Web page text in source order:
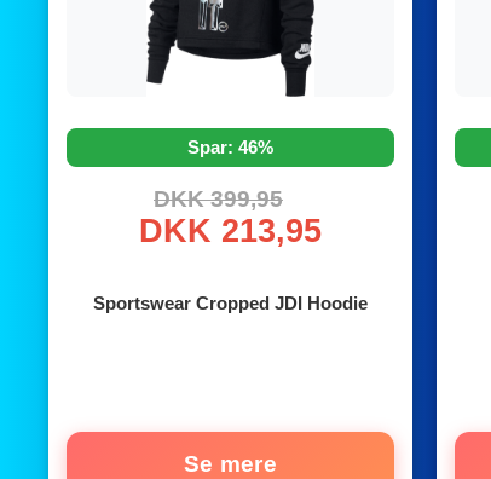
Spar: 46%
DKK 399,95
DKK 213,95
Sportswear Cropped JDI Hoodie
Se mere